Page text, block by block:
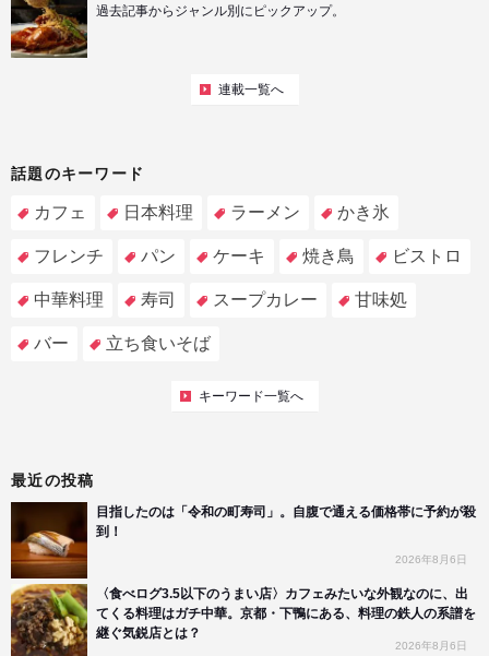
過去記事からジャンル別にピックアップ。
連載一覧へ
話題のキーワード
カフェ 日本料理 ラーメン かき氷
フレンチ パン ケーキ 焼き鳥 ビストロ
中華料理 寿司 スープカレー 甘味処
バー 立ち食いそば
キーワード一覧へ
最近の投稿
目指したのは「令和の町寿司」。自腹で通える価格帯に予約が殺
到！
2026年8月6日
〈食べログ3.5以下のうまい店〉カフェみたいな外観なのに、出
てくる料理はガチ中華。京都・下鴨にある、料理の鉄人の系譜を
継ぐ気鋭店とは？
2026年8月6日